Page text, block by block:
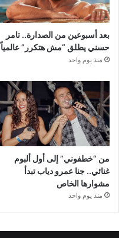
بعد أسبوعين من الصدارة.. تامر
حسني يطلق “مش هتكرر” عالمياً
منذ يوم واحد
من “خطفوني” إلى أول ألبوم
غنائي.. جنا عمرو دياب تبدأ
مشوارها الخاص
منذ يوم واحد